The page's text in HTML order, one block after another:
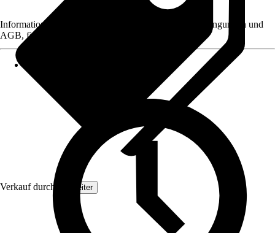
Verkauf durch: Topleiter
Informationen des Verkäufers, wie z. B. Rückgabebedingungen und
AGB, finden Sie bei Klick auf den Verkäufernamen.